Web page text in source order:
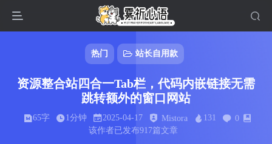
热门 站长自用款
资源整合站四合一Tab栏，代码内嵌链接无需
跳转额外的窗口网站
65字 1分钟 2025-04-17 Mistora 131
0
该作者已发布917篇文章